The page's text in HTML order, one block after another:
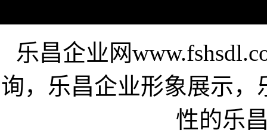
乐昌企业网
询，乐昌企业形象展示
性的乐